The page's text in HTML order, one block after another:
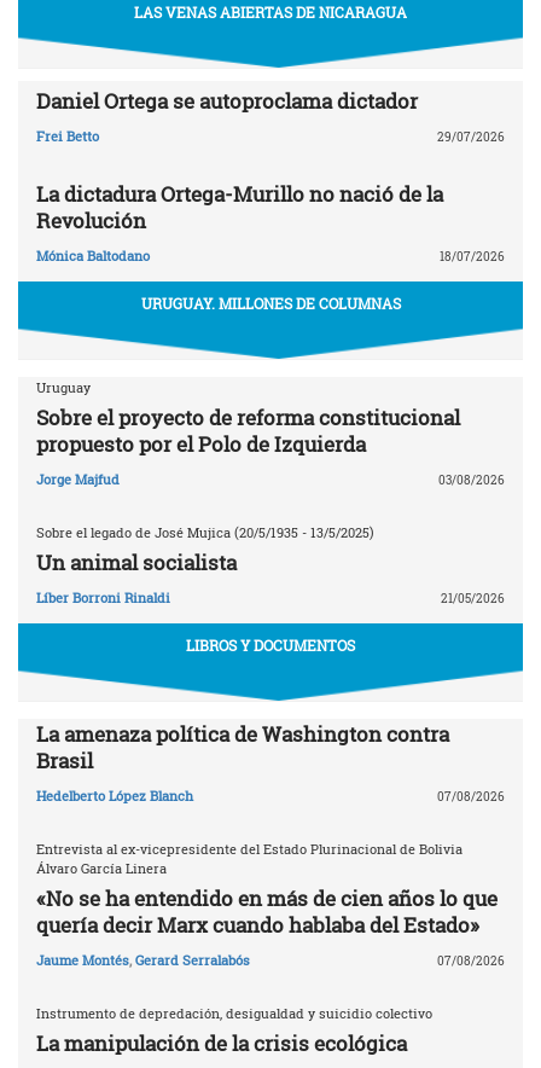
LAS VENAS ABIERTAS DE NICARAGUA
Daniel Ortega se autoproclama dictador
Frei Betto 29/07/2026
La dictadura Ortega-Murillo no nació de la
Revolución
Mónica Baltodano 18/07/2026
URUGUAY. MILLONES DE COLUMNAS
Uruguay
Sobre el proyecto de reforma constitucional
propuesto por el Polo de Izquierda
Jorge Majfud 03/08/2026
Sobre el legado de José Mujica (20/5/1935 - 13/5/2025)
Un animal socialista
Líber Borroni Rinaldi 21/05/2026
LIBROS Y DOCUMENTOS
La amenaza política de Washington contra
Brasil
Hedelberto López Blanch 07/08/2026
Entrevista al ex-vicepresidente del Estado Plurinacional de Bolivia
Álvaro García Linera
«No se ha entendido en más de cien años lo que
quería decir Marx cuando hablaba del Estado»
Jaume Montés, Gerard Serralabós 07/08/2026
Instrumento de depredación, desigualdad y suicidio colectivo
La manipulación de la crisis ecológica